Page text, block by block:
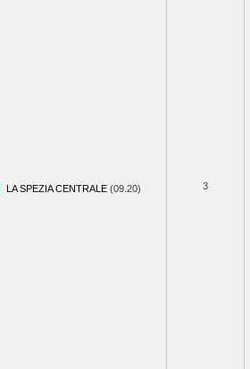
LA SPEZIA CENTRALE (09.20) 3